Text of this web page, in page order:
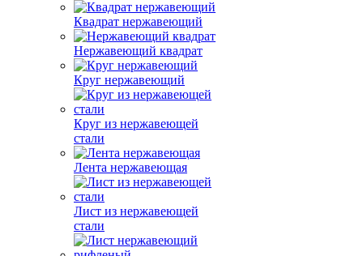
Квадрат нержавеющий
Нержавеющий квадрат
Круг нержавеющий
Круг из нержавеющей
стали
Лента нержавеющая
Лист из нержавеющей
стали